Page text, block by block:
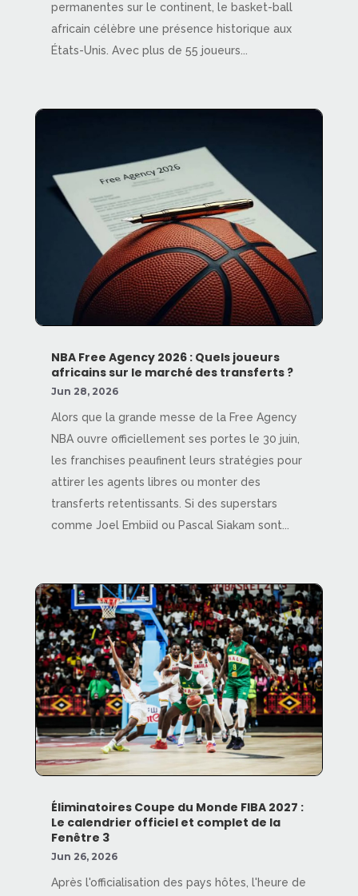
permanentes sur le continent, le basket-ball
africain célèbre une présence historique aux
États-Unis. Avec plus de 55 joueurs...
NBA Free Agency 2026 : Quels joueurs
africains sur le marché des transferts ?
Jun 28, 2026
Alors que la grande messe de la Free Agency
NBA ouvre officiellement ses portes le 30 juin,
les franchises peaufinent leurs stratégies pour
attirer les agents libres ou monter des
transferts retentissants. Si des superstars
comme Joel Embiid ou Pascal Siakam sont...
Éliminatoires Coupe du Monde FIBA 2027 :
Le calendrier officiel et complet de la
Fenêtre 3
Jun 26, 2026
Après l'officialisation des pays hôtes, l'heure de